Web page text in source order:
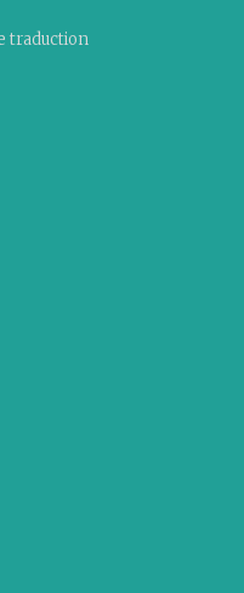
traduction